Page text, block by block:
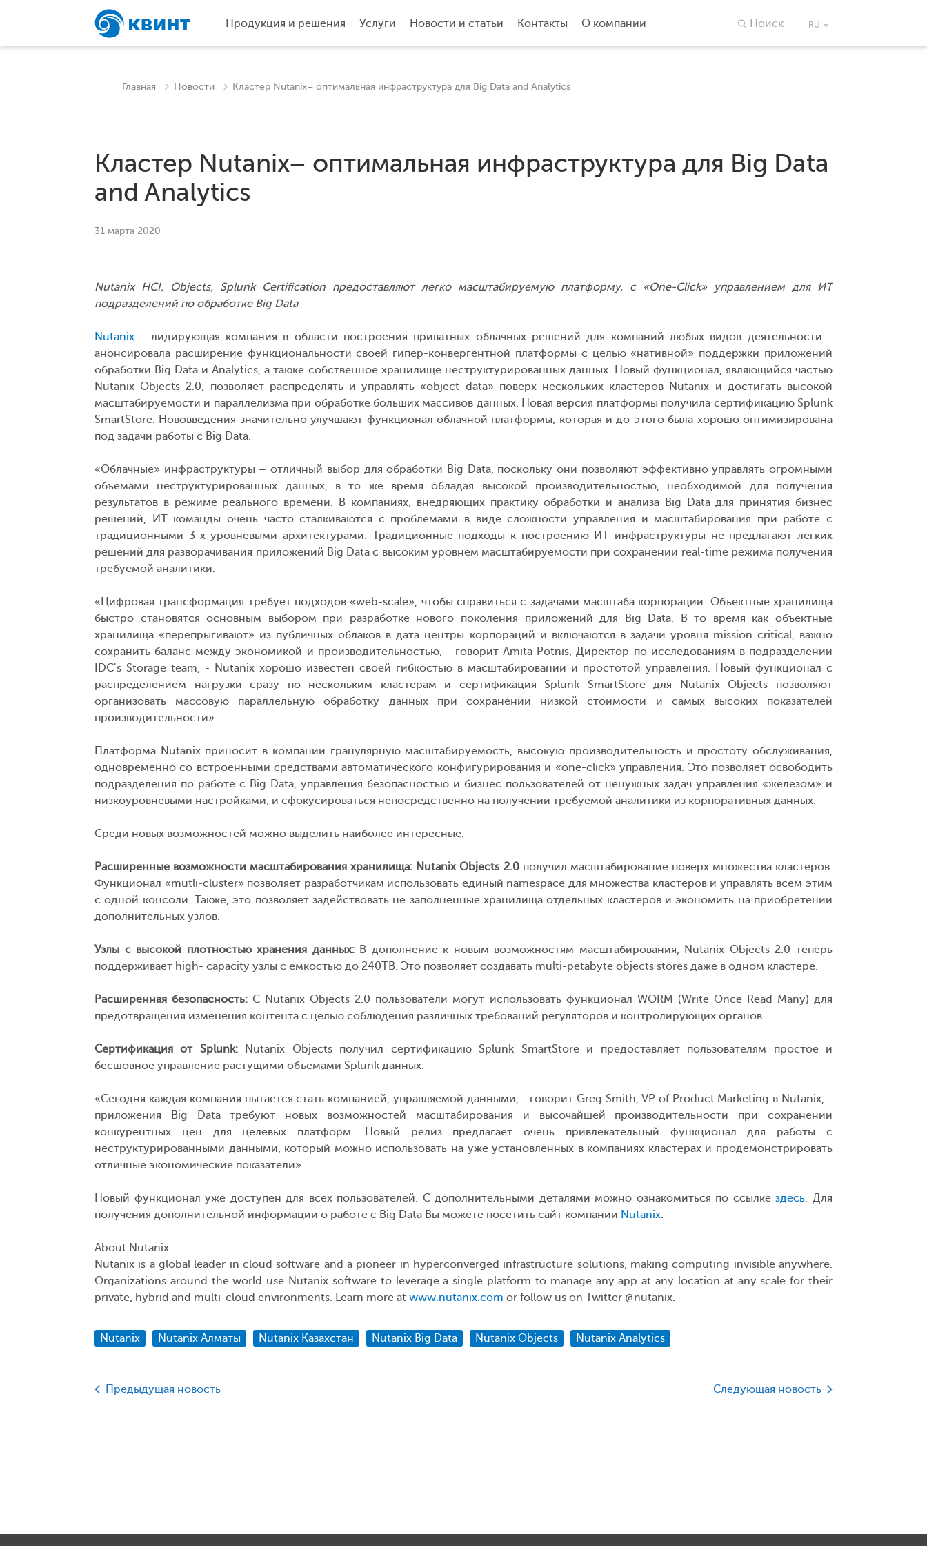
Продукция и решения Услуги Новости и статьи Контакты О компании RU
Поиск
Главная Новости Кластер Nutanix– оптимальная инфраструктура для Big Data and Analytics
Кластер Nutanix– оптимальная инфраструктура для Big Data
and Analytics
31 марта 2020
Nutanix HCI, Objects, Splunk Certification предоставляют легко масштабируемую платформу, с «One-Click» управлением для ИТ
подразделений по обработке Big Data
Nutanix - лидирующая компания в области построения приватных облачных решений для компаний любых видов деятельности -
анонсировала расширение функциональности своей гипер-конвергентной платформы с целью «нативной» поддержки приложений
обработки Big Data и Analytics, а также собственное хранилище неструктурированных данных. Новый функционал, являющийся частью
Nutanix Objects 2.0, позволяет распределять и управлять «object data» поверх нескольких кластеров Nutanix и достигать высокой
масштабируемости и параллелизма при обработке больших массивов данных. Новая версия платформы получила сертификацию Splunk
SmartStore. Нововведения значительно улучшают функционал облачной платформы, которая и до этого была хорошо оптимизирована
под задачи работы с Big Data.
«Облачные» инфраструктуры – отличный выбор для обработки Big Data, поскольку они позволяют эффективно управлять огромными
объемами неструктурированных данных, в то же время обладая высокой производительностью, необходимой для получения
результатов в режиме реального времени. В компаниях, внедряющих практику обработки и анализа Big Data для принятия бизнес
решений, ИТ команды очень часто сталкиваются с проблемами в виде сложности управления и масштабирования при работе с
традиционными 3-х уровневыми архитектурами. Традиционные подходы к построению ИТ инфраструктуры не предлагают легких
решений для разворачивания приложений Big Data с высоким уровнем масштабируемости при сохранении real-time режима получения
требуемой аналитики.
«Цифровая трансформация требует подходов «web-scale», чтобы справиться с задачами масштаба корпорации. Объектные хранилища
быстро становятся основным выбором при разработке нового поколения приложений для Big Data. В то время как объектные
хранилища «перепрыгивают» из публичных облаков в дата центры корпораций и включаются в задачи уровня mission critical, важно
сохранить баланс между экономикой и производительностью, - говорит Amita Potnis, Директор по исследованиям в подразделении
IDC's Storage team, - Nutanix хорошо известен своей гибкостью в масштабировании и простотой управления. Новый функционал с
распределением нагрузки сразу по нескольким кластерам и сертификация Splunk SmartStore для Nutanix Objects позволяют
организовать массовую параллельную обработку данных при сохранении низкой стоимости и самых высоких показателей
производительности».
Платформа Nutanix приносит в компании гранулярную масштабируемость, высокую производительность и простоту обслуживания,
одновременно со встроенными средствами автоматического конфигурирования и «one-click» управления. Это позволяет освободить
подразделения по работе с Big Data, управления безопасностью и бизнес пользователей от ненужных задач управления «железом» и
низкоуровневыми настройками, и сфокусироваться непосредственно на получении требуемой аналитики из корпоративных данных.
Среди новых возможностей можно выделить наиболее интересные:
Расширенные возможности масштабирования хранилища: Nutanix Objects 2.0получил масштабирование поверх множества кластеров.
Функционал «mutli-cluster» позволяет разработчикам использовать единый namespace для множества кластеров и управлять всем этим
с одной консоли. Также, это позволяет задействовать не заполненные хранилища отдельных кластеров и экономить на приобретении
дополнительных узлов.
Узлы с высокой плотностью хранения данных:В дополнение к новым возможностям масштабирования, Nutanix Objects 2.0 теперь
поддерживает high- capacity узлы с емкостью до 240TB. Это позволяет создавать multi-petabyte objects stores даже в одном кластере.
Расширенная безопасность: С Nutanix Objects 2.0 пользователи могут использовать функционал WORM (Write Once Read Many) для
предотвращения изменения контента с целью соблюдения различных требований регуляторов и контролирующих органов.
Сертификация от Splunk:Nutanix Objects получил сертификацию Splunk SmartStore и предоставляет пользователям простое и
бесшовное управление растущими объемами Splunk данных.
«Сегодня каждая компания пытается стать компанией, управляемой данными, - говорит Greg Smith, VP of Product Marketing в Nutanix, -
приложения Big Data требуют новых возможностей масштабирования и высочайшей производительности при сохранении
конкурентных цен для целевых платформ. Новый релиз предлагает очень привлекательный функционал для работы с
неструктурированными данными, который можно использовать на уже установленных в компаниях кластерах и продемонстрировать
отличные экономические показатели».
Новый функционал уже доступен для всех пользователей. С дополнительными деталями можно ознакомиться по ссылкездесь. Для
получения дополнительной информации о работе с Big Data Вы можете посетить сайт компании Nutanix.
About Nutanix
Nutanix is a global leader in cloud software and a pioneer in hyperconverged infrastructure solutions, making computing invisible anywhere.
Organizations around the world use Nutanix software to leverage a single platform to manage any app at any location at any scale for their
private, hybrid and multi-cloud environments. Learn more at www.nutanix.com or follow us on Twitter @nutanix.
Nutanix Nutanix Алматы Nutanix Казахстан Nutanix Big Data Nutanix Objects Nutanix Analytics
Предыдущая новость Следующая новость